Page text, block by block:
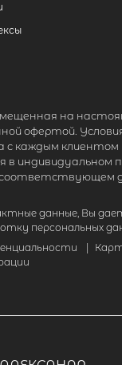
деревня
Киришский
соток
на
офертой.
с каждым клиентом
в индивидуальном
данные, Вы
персональных